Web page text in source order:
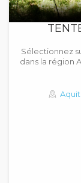
Sélectionnez
dans la région